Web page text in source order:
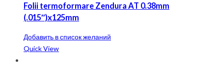
Folii termoformare Zendura AT 0.38mm
(.015″)x125mm
Добавить в список желаний
Quick View